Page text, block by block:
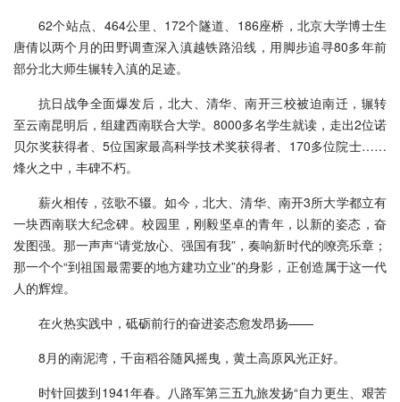
62个站点、464公里、172个隧道、186座桥，北京大学博士生
唐倩以两个月的田野调查深入滇越铁路沿线，用脚步追寻80多年前
部分北大师生辗转入滇的足迹。
抗日战争全面爆发后，北大、清华、南开三校被迫南迁，辗转
至云南昆明后，组建西南联合大学。8000多名学生就读，走出2位诺
贝尔奖获得者、5位国家最高科学技术奖获得者、170多位院士……
烽火之中，丰碑不朽。
薪火相传，弦歌不辍。如今，北大、清华、南开3所大学都立有
一块西南联大纪念碑。校园里，刚毅坚卓的青年，以新的姿态，奋
发图强。那一声声“请党放心、强国有我”，奏响新时代的嘹亮乐章；
那一个个“到祖国最需要的地方建功立业”的身影，正创造属于这一代
人的辉煌。
在火热实践中，砥砺前行的奋进姿态愈发昂扬——
8月的南泥湾，千亩稻谷随风摇曳，黄土高原风光正好。
时针回拨到1941年春。八路军第三五九旅发扬“自力更生、艰苦